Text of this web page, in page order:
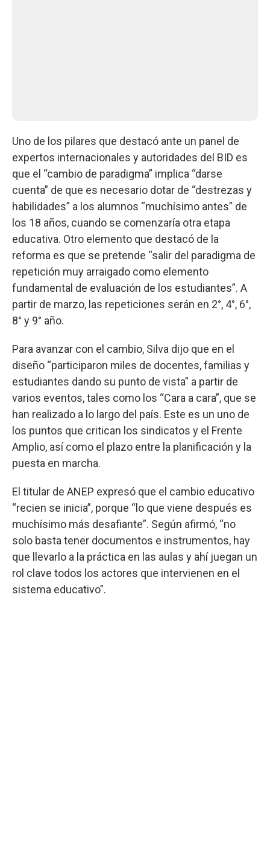
Uno de los pilares que destacó ante un panel de
expertos internacionales y autoridades del BID es
que el “cambio de paradigma” implica “darse
cuenta” de que es necesario dotar de “destrezas y
habilidades” a los alumnos “muchísimo antes” de
los 18 años, cuando se comenzaría otra etapa
educativa. Otro elemento que destacó de la
reforma es que se pretende “salir del paradigma de
repetición muy arraigado como elemento
fundamental de evaluación de los estudiantes”. A
partir de marzo, las repeticiones serán en 2°, 4°, 6°,
8° y 9° año.
Para avanzar con el cambio, Silva dijo que en el
diseño “participaron miles de docentes, familias y
estudiantes dando su punto de vista” a partir de
varios eventos, tales como los “Cara a cara”, que se
han realizado a lo largo del país. Este es un uno de
los puntos que critican los sindicatos y el Frente
Amplio, así como el plazo entre la planificación y la
puesta en marcha.
El titular de ANEP expresó que el cambio educativo
“recien se inicia”, porque “lo que viene después es
muchísimo más desafiante”. Según afirmó, “no
solo basta tener documentos e instrumentos, hay
que llevarlo a la práctica en las aulas y ahí juegan un
rol clave todos los actores que intervienen en el
sistema educativo”.